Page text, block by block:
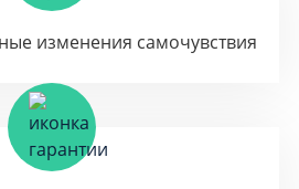
изменения самочувствия